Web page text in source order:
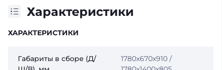
Характеристики
ХАРАКТЕРИСТИКИ
Габариты в сборе (Д/
1780х670х910 /